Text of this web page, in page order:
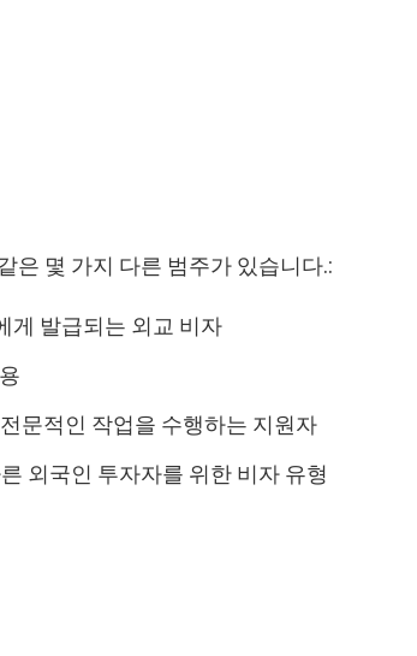
은 몇 가지 다른 범주가 있습니다.:
게 발급되는 외교 비자
문적인 작업을 수행하는 지원자
외국인 투자자를 위한 비자 유형